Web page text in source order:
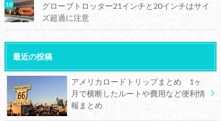
グローブトロッター21インチと20インチはサイ
ズ超過に注意
最近の投稿
アメリカロードトリップまとめ 1ヶ
月で横断したルートや費用など便利情
報まとめ